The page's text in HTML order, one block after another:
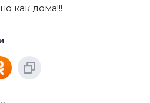
как дома!!!